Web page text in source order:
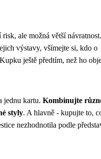
risk, ale možná větší návratnost.
výstavy, všímejte si, kdo o
ještě předtím, než ho
jednu kartu. Kombinujte
styly. A hlavně - kupujte to,
nezhodnotila podle